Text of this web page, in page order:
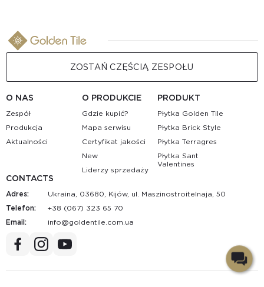
ZOSTAŃ CZĘŚCIĄ ZESPOŁU
O NAS
Zespół
Produkcja
Aktualności
O PRODUKCIE
Gdzie kupić?
Mapa serwisu
Certyfikat jakości
New
Liderzy sprzedaży
PRODUKT
Płytka Golden Tile
Płytka Brick Style
Płytka Terragres
Płytka Sant
Valentines
CONTACTS
Adres:
Ukraina, 03680, Kijów, ul. Maszinostroitelnaja, 50
Telefon:
+38 (067) 323 65 70
Email:
au.moc.elitnedlog@ofni